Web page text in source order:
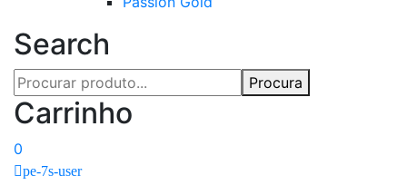
Search
Procura
Carrinho
0
pe-7s-user